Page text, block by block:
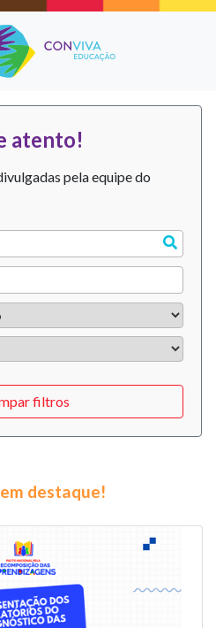
atento!
pela equipe do
filtros
destaque!